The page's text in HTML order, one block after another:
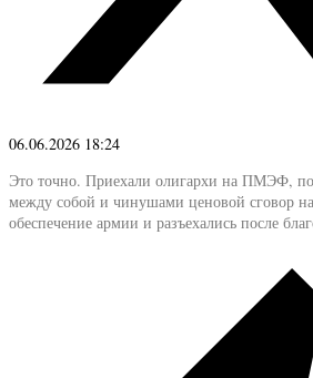
06.06.2026 18:24
Это точно. Приехали олигархи на ПМЭФ,
между собой и чинушами ценовой сговор на
обеспечение армии и разъехались после